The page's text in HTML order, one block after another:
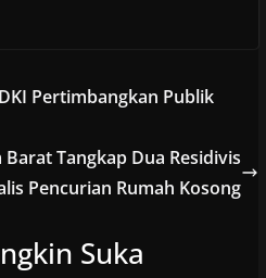
Pertimbangkan Publik
Tangkap Dua Residivis
Pencurian Rumah Kosong
Suka